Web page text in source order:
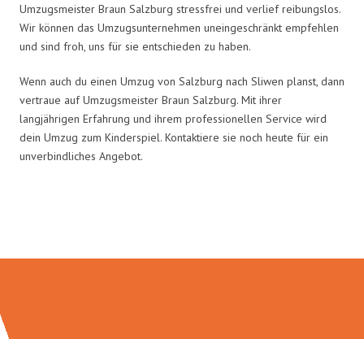
Umzugsmeister Braun Salzburg stressfrei und verlief reibungslos.
Wir können das Umzugsunternehmen uneingeschränkt empfehlen
und sind froh, uns für sie entschieden zu haben.
Wenn auch du einen Umzug von Salzburg nach Sliwen planst, dann
vertraue auf Umzugsmeister Braun Salzburg. Mit ihrer
langjährigen Erfahrung und ihrem professionellen Service wird
dein Umzug zum Kinderspiel. Kontaktiere sie noch heute für ein
unverbindliches Angebot.